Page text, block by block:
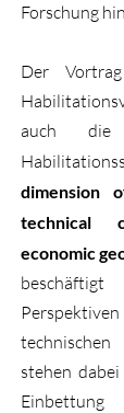
Forschung
Der
auch die
dimension
technical
economic
beschäftigt
stehen
Einbettung